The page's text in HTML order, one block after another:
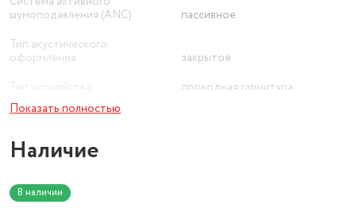
шумоподавления (ANC)
пассивное
Тип акустического
оформления
закрытое
Тип устройства
проводная гарнитура
Бренд
Тип
Особенности
Показать полностью
Наличие
В наличии